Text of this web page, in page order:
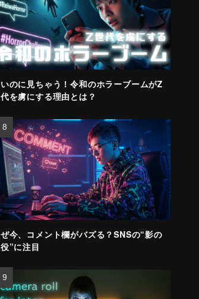
のに見ちゃう！令和のホラーブームがZ
を虜にする理由とは？
今、コメント欄がバズる？SNSの“影の
”に注目